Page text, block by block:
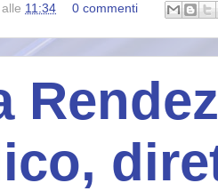
alle 11:34 0 commenti